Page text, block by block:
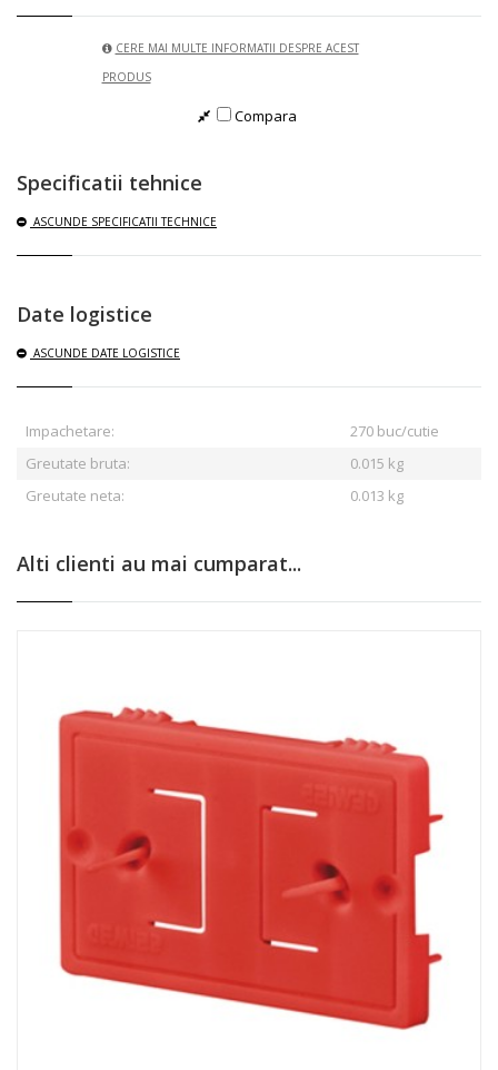
CERE MAI MULTE INFORMATII DESPRE ACEST
PRODUS
Compara
Specificatii tehnice
ASCUNDE SPECIFICATII TECHNICE
Date logistice
ASCUNDE DATE LOGISTICE
Impachetare:
270 buc/cutie
Greutate bruta:
0.015 kg
Greutate neta:
0.013 kg
Alti clienti au mai cumparat...